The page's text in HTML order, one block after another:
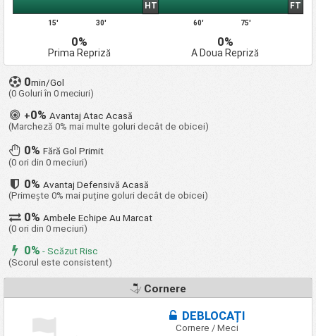
15' 30'
HT
60' 75'
FT
0%
Prima Repriză
0%
A Doua Repriză
0min/Gol
(0 Goluri în 0 meciuri)
+0% Avantaj Atac Acasă
(Marcheză 0% mai multe goluri decât de obicei)
0%Fără Gol Primit
(0 ori din 0 meciuri)
0%Avantaj Defensivă Acasă
(Primește 0% mai puține goluri decât de obicei)
0%Ambele Echipe Au Marcat
(0 ori din 0 meciuri)
0% - Scăzut Risc
(Scorul este consistent)
Cornere
DEBLOCAȚI
Cornere / Meci